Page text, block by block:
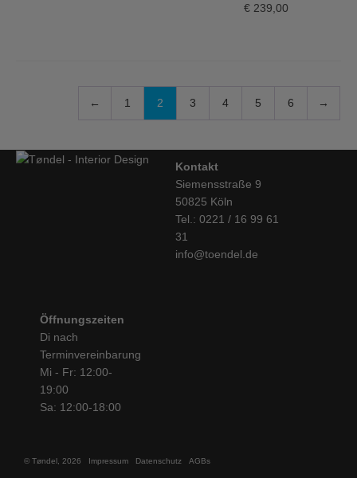
€ 239,00
← 1 2 3 4 5 6 →
Kontakt
Siemensstraße 9
50825 Köln
Tel.: 0221 / 16 99 61
31
info@toendel.de
Öffnungszeiten
Di nach
Terminvereinbarung
Mi - Fr: 12:00-
19:00
Sa: 12:00-18:00
© Tøndel, 2026 Impressum Datenschutz AGBs